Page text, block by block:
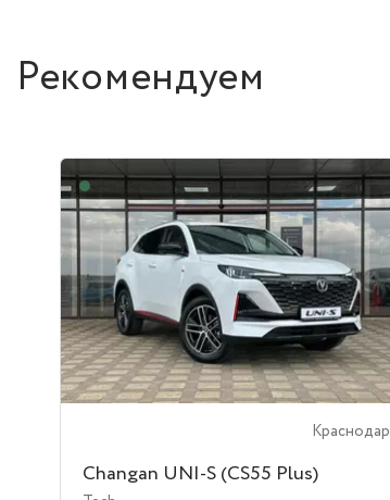
Рекомендуем
В наличии
Краснодар
Changan UNI-S (CS55 Plus)